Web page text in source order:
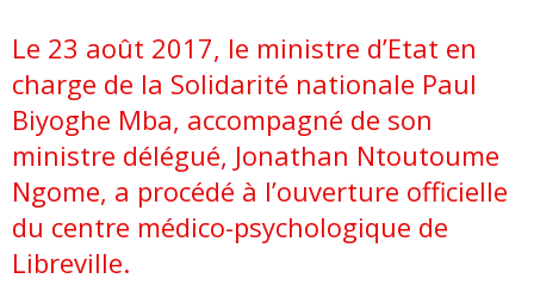
Le 23 août 2017, le ministre d’Etat en
charge de la Solidarité nationale Paul
Biyoghe Mba, accompagné de son
ministre délégué, Jonathan Ntoutoume
Ngome, a procédé à l’ouverture officielle
du centre médico-psychologique de
Libreville.